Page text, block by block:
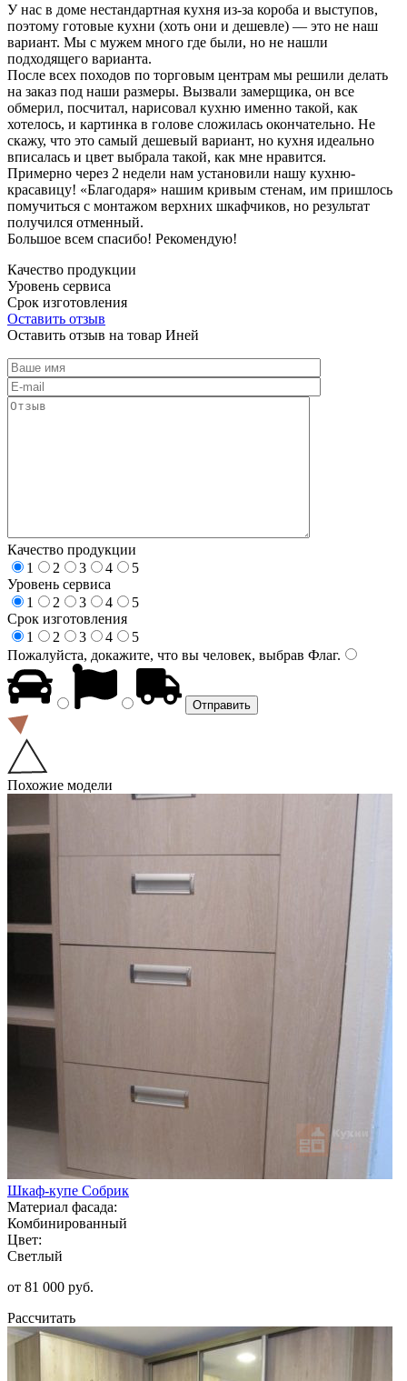
У нас в доме нестандартная кухня из-за короба и выступов,
поэтому готовые кухни (хоть они и дешевле) — это не наш
вариант. Мы с мужем много где были, но не нашли
подходящего варианта.
После всех походов по торговым центрам мы решили делать
на заказ под наши размеры. Вызвали замерщика, он все
обмерил, посчитал, нарисовал кухню именно такой, как
хотелось, и картинка в голове сложилась окончательно. Не
скажу, что это самый дешевый вариант, но кухня идеально
вписалась и цвет выбрала такой, как мне нравится.
Примерно через 2 недели нам установили нашу кухню-
красавицу! «Благодаря» нашим кривым стенам, им пришлось
помучиться с монтажом верхних шкафчиков, но результат
получился отменный.
Большое всем спасибо! Рекомендую!
Качество продукции
Уровень сервиса
Срок изготовления
Оставить отзыв
Оставить отзыв на товар Иней
Качество продукции
1
2 3 4
5
Уровень сервиса
1
2 3 4
5
Срок изготовления
1
2 3 4
5
Пожалуйста, докажите, что вы человек, выбрав Флаг.
Похожие модели
Шкаф-купе Собрик
Материал фасада:
Комбинированный
Цвет:
Светлый
от 81 000 руб.
Рассчитать